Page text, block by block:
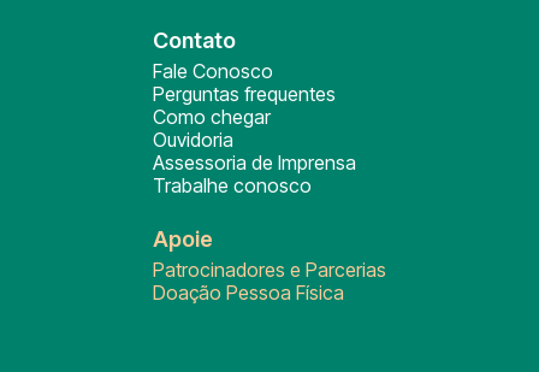
Contato
Fale Conosco
Perguntas frequentes
Como chegar
Ouvidoria
Assessoria de Imprensa
Trabalhe conosco
Apoie
Patrocinadores e Parcerias
Doação Pessoa Física